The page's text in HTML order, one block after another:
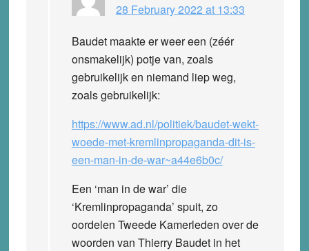
28 February 2022 at 13:33
Baudet maakte er weer een (zéér
onsmakelijk) potje van, zoals
gebruikelijk en niemand liep weg,
zoals gebruikelijk:
https://www.ad.nl/politiek/baudet-wekt-
woede-met-kremlinpropaganda-dit-is-
een-man-in-de-war~a44e6b0c/
Een ‘man in de war’ die
‘Kremlinpropaganda’ spuit, zo
oordelen Tweede Kamerleden over de
woorden van Thierry Baudet in het